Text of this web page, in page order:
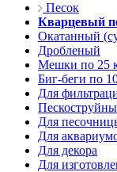
Песок
Кварцевый
Окатанный
Дробленый
Мешки по 25
Биг-беги по
Для
Для
Для
Для декора
Для